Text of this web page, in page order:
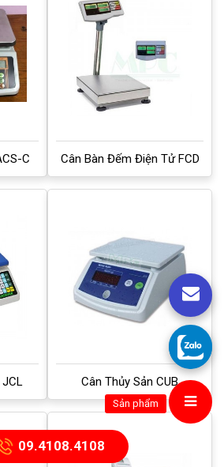
C Cân Bàn Đếm Điện Tử FCD
Cân Thủy Sản CUB
09.4108.4108
Sản phẩm